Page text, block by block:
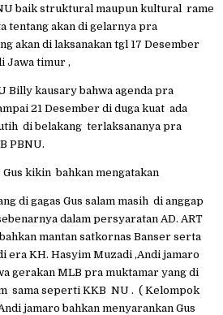
baik struktural maupun kultural rame
tentang akan di gelarnya pra
akan di laksanakan tgl 17 Desember
Jawa timur ,
Billy kausary bahwa agenda pra
21 Desember di duga kuat ada
di belakang terlaksananya pra
PBNU.
kikin bahkan mengatakan
di gagas Gus salam masih di anggap
dalam persyaratan AD. ART
mantan satkornas Banser serta
era KH. Hasyim Muzadi ,Andi jamaro
gerakan MLB pra muktamar yang di
sama seperti KKB NU . ( Kelompok
jamaro bahkan menyarankan Gus